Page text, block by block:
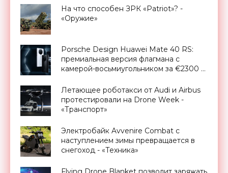
На что способен ЗРК «Patriot»? -
«Оружие»
Porsche Design Huawei Mate 40 RS:
премиальная версия флагмана с
камерой-восьмиугольником за €2300 -
Летающее роботакси от Audi и Airbus
протестировали на Drone Week -
«Транспорт»
Электробайк Avvenire Combat с
наступлением зимы превращается в
снегоход - «Техника»